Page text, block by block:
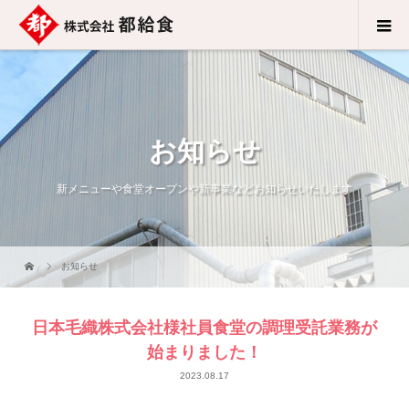
お知らせ
新メニューや食堂オープンや新事業などお知らせいたします
お知らせ
日本毛織株式会社様社員食堂の調理受託業務が
始まりました！
2023.08.17